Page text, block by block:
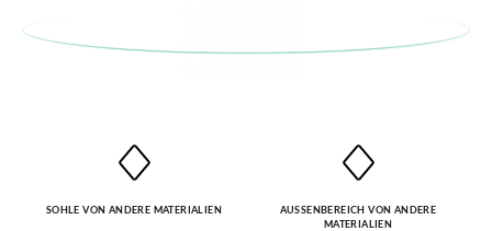
ursprüngliches Paar unter Verwendung des bereitgestellten
Etiketts bei einer Postfiliale zurück und geben Sie eine neue
SOHLE VON ANDERE MATERIALIEN
AUSSENBEREICH VON ANDERE M
ATERIALIEN